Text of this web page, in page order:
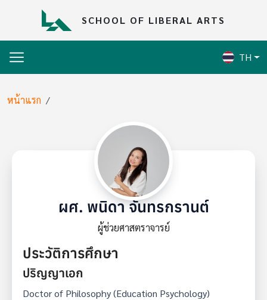
SCHOOL OF LIBERAL ARTS
TH
Breadcrumb
หน้าแรก
ผศ. พนิดา จันทรกรานต์
ผู้ช่วยศาสตราจารย์
ประวัติการศึกษา
ปริญญาเอก
Doctor of Philosophy (Education Psychology)